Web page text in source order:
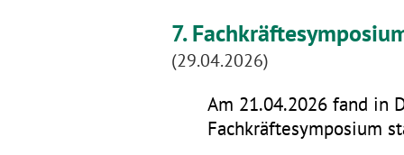
7.
(29.04.2026)
Am 21.04.2026 fand in
Fachkräftesymposium